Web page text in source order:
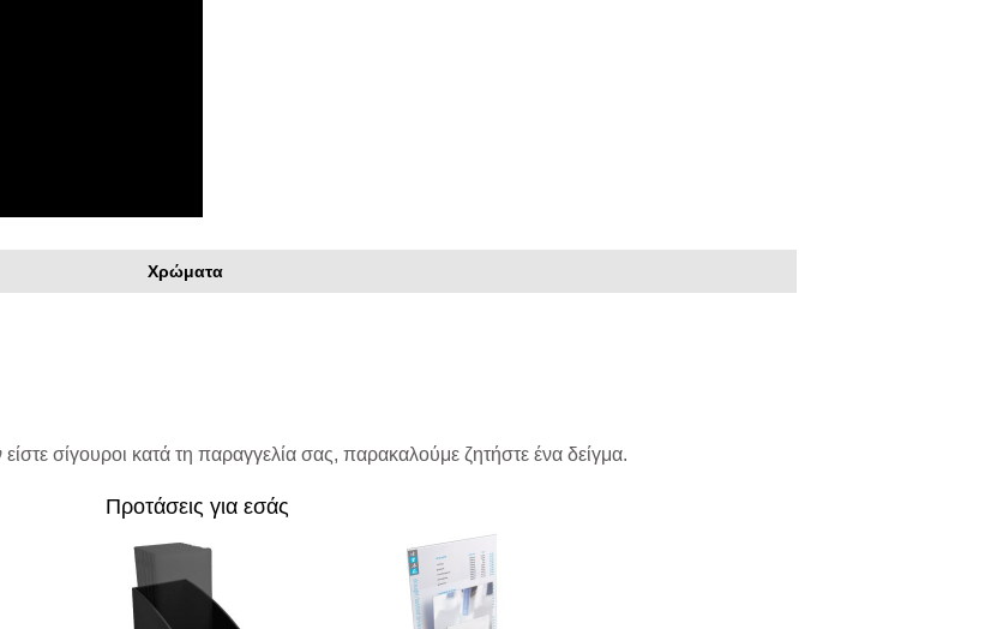
Χρώματα
σίγουροι κατά τη παραγγελία σας, παρακαλούμε ζητήστε ένα δείγμα.
Προτάσεις για εσάς